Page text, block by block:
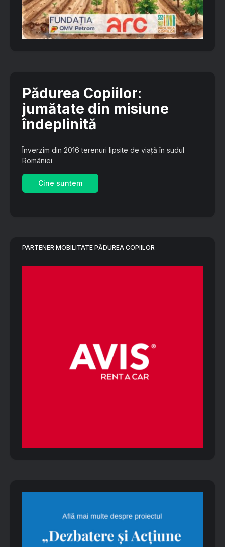
Pădurea Copiilor:
jumătate din misiune
îndeplinită
Înverzim din 2016 terenuri lipsite de viață în sudul
României
Cine suntem
PARTENER MOBILITATE PĂDUREA COPIILOR